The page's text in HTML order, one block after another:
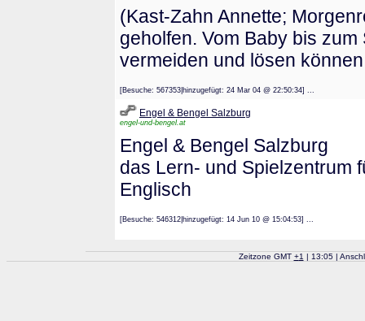
(Kast-Zahn Annette;
geholfen. Vom Baby bis
vermeiden und lösen
[Besuche: 567353|hinzugefügt: 24 Mar 04 @ 22:50:34] ...
Engel & Bengel Salzburg
engel-und-bengel.at
Engel & Bengel Salzburg
das Lern- und Spielzentrum
Englisch
[Besuche: 546312|hinzugefügt: 14 Jun 10 @ 15:04:53] ...
Zeitzone GMT +1 | 13:05 |